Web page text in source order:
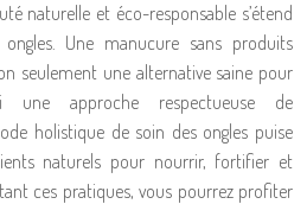
naturelle et éco-responsable s’étend
Une manucure sans produits
seulement une alternative saine pour
approche respectueuse de
holistique de soin des ongles puise
naturels pour nourrir, fortifier et
ces pratiques, vous pourrez profiter